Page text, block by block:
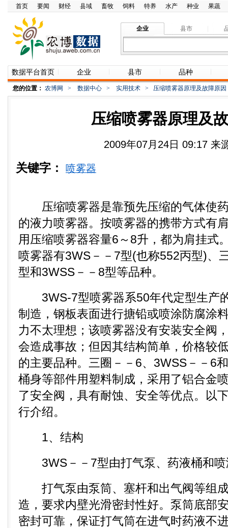
首页 要闻 财经 县域 畜牧 饲料 特养 水产 种业 果蔬
企业 县市
数据平台首页 企业 县市 品种
您的位置： 农博网 > 数据中心 > 实用技术 > 压缩喷雾器原理及故障原因
压缩喷雾器原理及
2009年07月24日 09:17 来
关键字： 喷雾器
压缩喷雾器是靠预先压缩的气体使药
的液力喷雾器。按喷雾器的携带方式有
用压缩喷雾器容量6～8升，都为肩挂式
喷雾器有3WS－－7型(也称552丙型)、
型和3WSS－－8型等品种。
3WS-7型喷雾器系50年代定型生产
制造，钢板表面进行搪铅或喷涂防腐涂
力不太理想；该喷雾器没有安装安全阀
会造成事故；但因其结构简单，价格较
的主要品种。三圈－－6、3WSS－－6
桶身等部件用塑料制成，采用了铝合金
了安全阀，具有耐蚀、安全等优点。以
行介绍。
1、结构
3WS－－7型由打气泵、药液桶和喷
打气泵由泵筒、塞杆和出气阀等组成
造，要求内壁光滑密封性好。泵筒底部
密封可靠，保证打气筒在进气时药液不